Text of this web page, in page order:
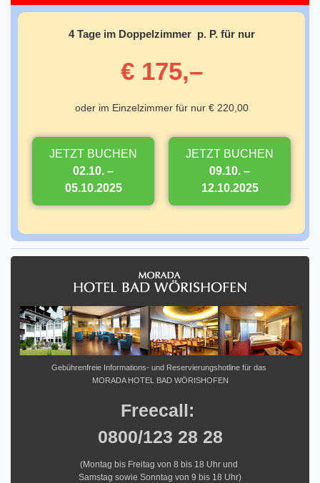
4 Tage im Doppelzimmer p. P. für nur
€ 175,–
oder im Einzelzimmer für nur € 220,00
JETZT BUCHEN
02.10. –
05.10.2025
JETZT BUCHEN
09.10. –
12.10.2025
Gebührenfreie Informations- und Reservierungshotline für das
MORADA HOTEL BAD WÖRISHOFEN
Freecall:
0800/123 28 28
(Montag bis Freitag von 8 bis 18 Uhr und
Samstag sowie Sonntag von 9 bis 18 Uhr)